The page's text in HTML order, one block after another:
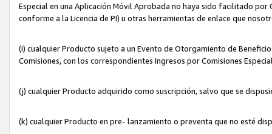
Especial en una Aplicación Móvil Aprobada no haya sido facilitado
conforme a la Licencia de PI) u otras herramientas de enlace que
(i) cualquier Producto sujeto a un Evento de Otorgamiento de
Comisiones, con los correspondientes Ingresos por Comisiones
(j) cualquier Producto adquirido como suscripción, salvo que se
(k) cualquier Producto en pre- lanzamiento o preventa que no esté